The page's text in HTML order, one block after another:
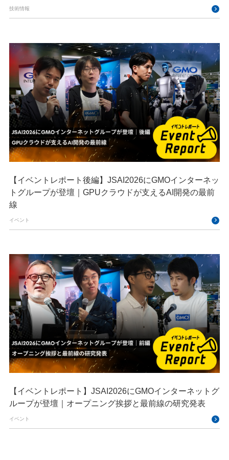
くする」エキスパートの在り方
技術情報
【イベントレポート後編】JSAI2026にGMOインターネッ
トグループが登壇｜GPUクラウドが支えるAI開発の最前
線
イベント
【イベントレポート】JSAI2026にGMOインターネットグ
ループが登壇｜オープニング挨拶と最前線の研究発表
イベント